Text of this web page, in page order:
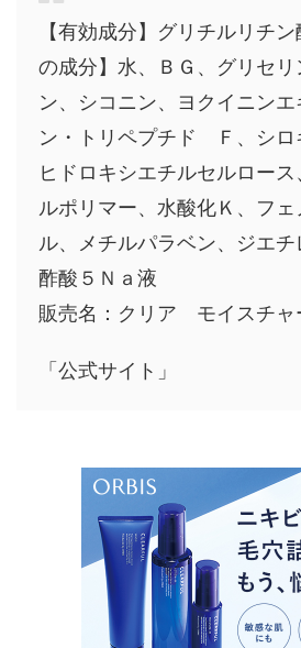
【有効成分】グリチルリチ
の成分】水、ＢＧ、グリセリ
ン、シコニン、ヨクイニン
ン・トリペプチド Ｆ、シロ
ヒドロキシエチルセルロー
ルポリマー、水酸化Ｋ、フ
ル、メチルパラベン、ジエ
酢酸５Ｎａ液
販売名：クリア モイスチ
「公式サイト」